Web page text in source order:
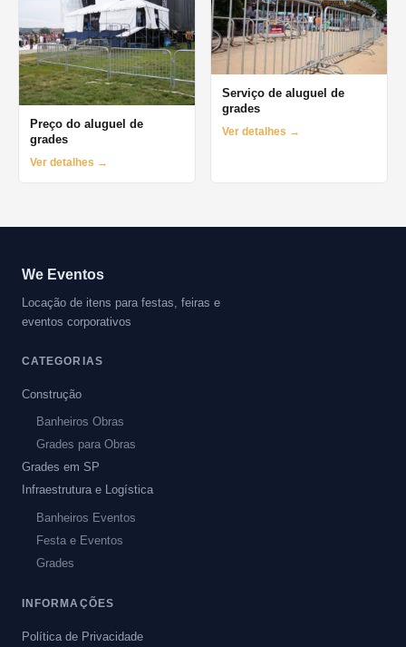
Preço do aluguel de
grades
Ver detalhes →
Serviço de aluguel de
grades
Ver detalhes →
We Eventos
Locação de itens para festas, feiras e
eventos corporativos
CATEGORIAS
Construção
Banheiros Obras
Grades para Obras
Grades em SP
Infraestrutura e Logística
Banheiros Eventos
Festa e Eventos
Grades
INFORMAÇÕES
Política de Privacidade